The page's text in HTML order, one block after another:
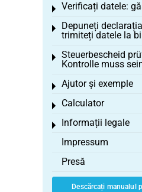
Verificați datele:
Toggle menu
Depuneți
trimiteți datele la
Toggle menu
Steuerbescheid
Kontrolle muss
Toggle menu
Ajutor și exemple
Toggle menu
Calculator
Toggle menu
Informații legale
Toggle menu
Impressum
Presă
Descărcați manualul